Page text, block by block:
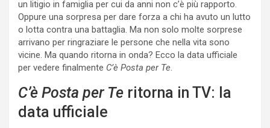
un litigio in famiglia per cui da anni non c’è più rapporto.
Oppure una sorpresa per dare forza a chi ha avuto un lutto
o lotta contra una battaglia. Ma non solo molte sorprese
arrivano per ringraziare le persone che nella vita sono
vicine. Ma quando ritorna in onda? Ecco la data ufficiale
per vedere finalmente C’è Posta per Te.
C’è Posta per Te ritorna in TV: la
data ufficiale